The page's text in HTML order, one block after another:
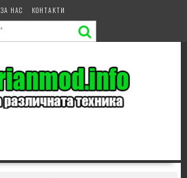
ЗА НАС КОНТАКТИ